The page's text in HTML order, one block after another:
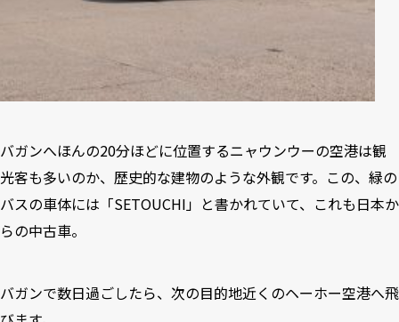
バガンへほんの20分ほどに位置するニャウンウーの空港は観
光客も多いのか、歴史的な建物のような外観です。この、緑の
バスの車体には「SETOUCHI」と書かれていて、これも日本か
らの中古車。
バガンで数日過ごしたら、次の目的地近くのヘーホー空港へ飛